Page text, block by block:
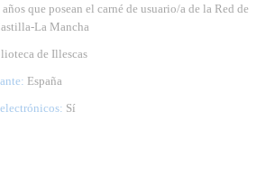
que posean el carné de usuario/a de la Red de
La Mancha
de Illescas
España
Sí